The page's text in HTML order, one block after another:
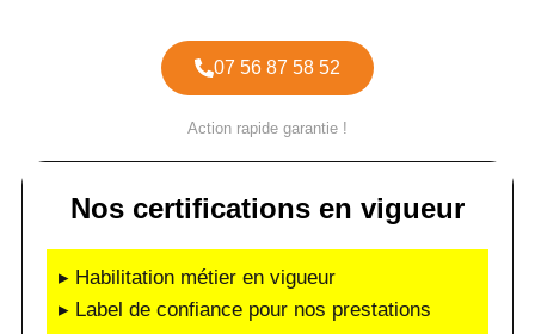
07 56 87 58 52
Action rapide garantie !
Nos certifications en vigueur
▸ Habilitation métier en vigueur
▸ Label de confiance pour nos prestations